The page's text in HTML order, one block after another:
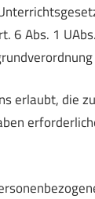
6 Abs. 1
erlaubt, die